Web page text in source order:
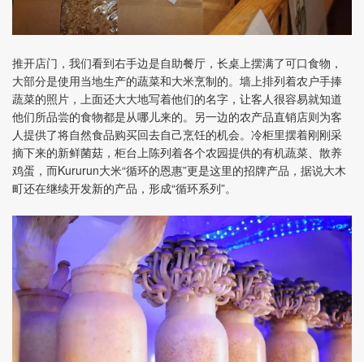
推开店门，我们看到右手边是自助餐厅，长桌上摆满了可口食物，
大部分是使用当地生产的蔬菜和大米烹制的。墙上排列着农户手捧
蔬菜的照片，上面还大大地写着他们的名字，让客人很容易就知道
他们所品尝的食物都是从哪儿来的。另一边的农产品直销店则为客
人提供了将自然食品购买回去自己烹饪的机会。冷柜里摆着刚刚采
摘下来的新鲜菌菇，柜台上陈列着各个农园提供的有机蔬菜、散养
鸡蛋，而Kururun大米“循环的恩惠”更是这里的招牌产品，据说大木
町还在继续开发新的产品，形成“循环系列”。